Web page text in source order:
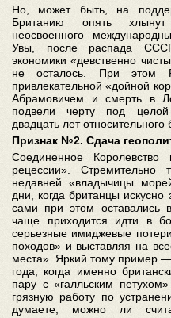
Но, может быть, на
Британию опять
неосвоенного
Увы, после распада
экономики «девственно
не осталось. При этом
привлекательной «дойной
Абрамовичем и смерть в
подвели черту под
двадцать лет относительного
Признак №2. Сдача
Соединенное Королевство
рецессии». Стремительно
недавней «владычицы
дни, когда британцы
сами при этом
чаще приходится идти в
серьезные имиджевые
походов» и выставляя на
места». Яркий тому пример
года, когда именно
пару с «галльским
грязную работу по
думаете, можно ли